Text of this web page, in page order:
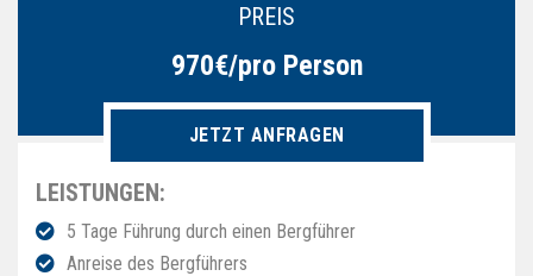
PREIS
970€/pro Person
JETZT ANFRAGEN
LEISTUNGEN:
5 Tage Führung durch einen Bergführer
Anreise des Bergführers